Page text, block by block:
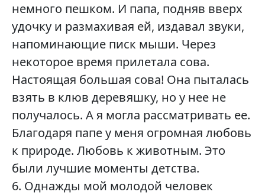
немного пешком. И папа, подняв вверх
удочку и размахивая ей, издавал звуки,
напоминающие писк мыши. Через
некоторое время прилетала сова.
Настоящая большая сова! Она пыталась
взять в клюв деревяшку, но у нее не
получалось. А я могла рассматривать ее.
Благодаря папе у меня огромная любовь
к природе. Любовь к животным. Это
были лучшие моменты детства.
6. Однажды мой молодой человек